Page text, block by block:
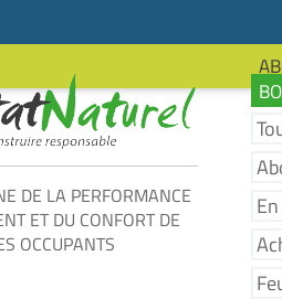
DE LA PERFORMANCE
ET DU CONFORT DE
OCCUPANTS